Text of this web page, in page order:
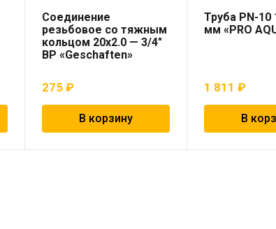
Соединение
резьбовое со тяжным
кольцом 20х2.0 — 3/4″
ВР «Geschaften»
275₽
В корзину
Труба PN-10
мм «PRO
1 811₽
В